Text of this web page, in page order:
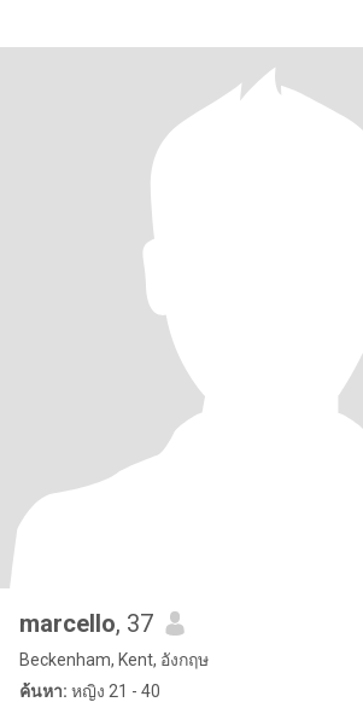
marcello, 37
Beckenham, Kent, อังกฤษ
ค้นหา: หญิง 21 - 40